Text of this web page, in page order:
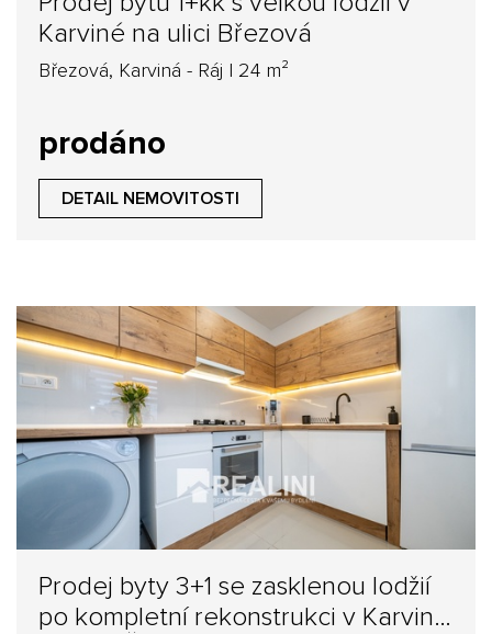
Karviné na ulici Březová
Březová, Karviná - Ráj | 24 m²
prodáno
DETAIL NEMOVITOSTI
Prodej byty 3+1 se zasklenou lodžií
po kompletní rekonstrukci v Karviné